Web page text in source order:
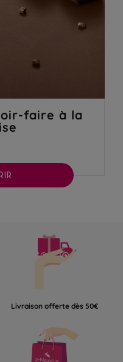
faire à la
Livraison offerte dès 50€